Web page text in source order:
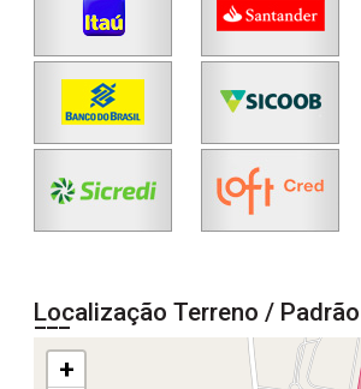
Localização Terreno /
+